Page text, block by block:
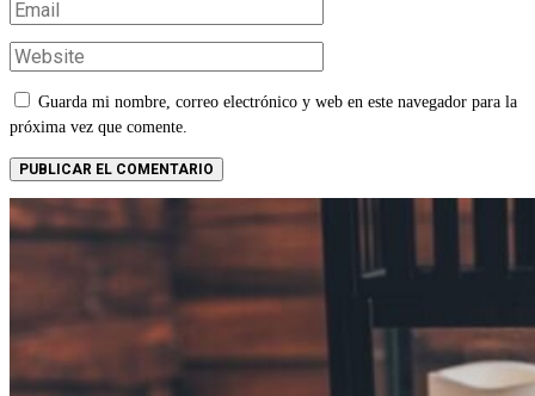
Guarda mi nombre, correo electrónico y web en este navegador para la
próxima vez que comente.